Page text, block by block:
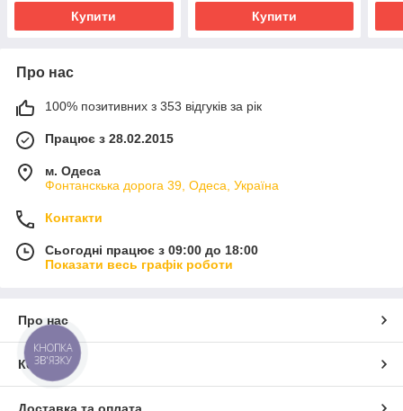
Купити Купити
Про нас
100% позитивних з 353 відгуків за рік
Працює з 28.02.2015
м. Одеса
Фонтанскька дорога 39, Одеса, Україна
Контакти
Сьогодні працює з 09:00 до 18:00
Показати весь графік роботи
Про нас
Контакти
КНОПКА
ЗВ'ЯЗКУ